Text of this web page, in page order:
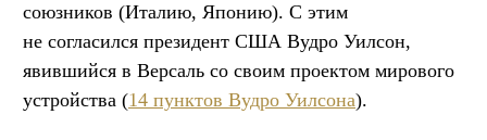
союзников (Италию, Японию). С этим
не согласился президент США Вудро Уилсон,
явившийся в Версаль со своим проектом мирового
устройства (14 пунктов Вудро Уилсона).